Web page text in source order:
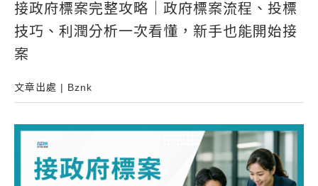
常見問題
帳款轉讓
房屋副擔保融資
平台操作
知識專區
接政府標案完整攻略｜政府標案流程、投標
技巧、利潤分析一次看懂，新手也能開始接
案
文章出處 | Bznk